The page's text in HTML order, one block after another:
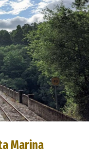
Marina